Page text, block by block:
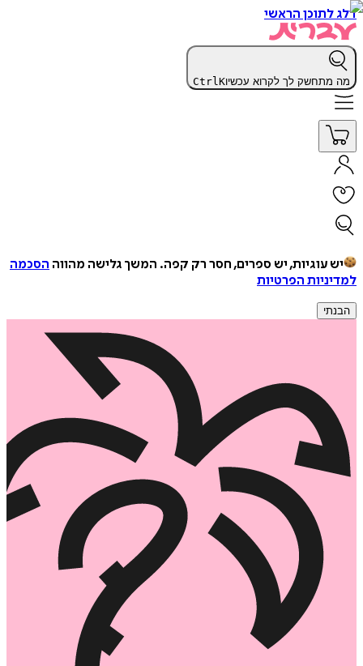
דלג לתוכן הראשי
מה מתחשק לך לקרוא עכשיו CtrlK
יש עוגיות, יש ספרים, חסר רק קפה. המשך גלישה מהווה הסכמה
למדיניות הפרטיות
הבנתי